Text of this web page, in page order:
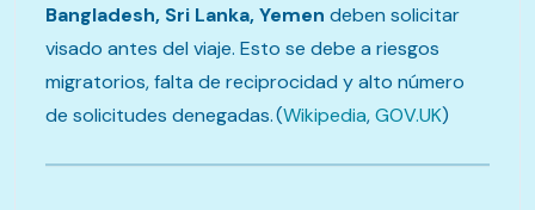
Bangladesh, Sri Lanka, Yemen deben solicitar
visado antes del viaje. Esto se debe a riesgos
migratorios, falta de reciprocidad y alto número
de solicitudes denegadas. (Wikipedia,GOV.UK)